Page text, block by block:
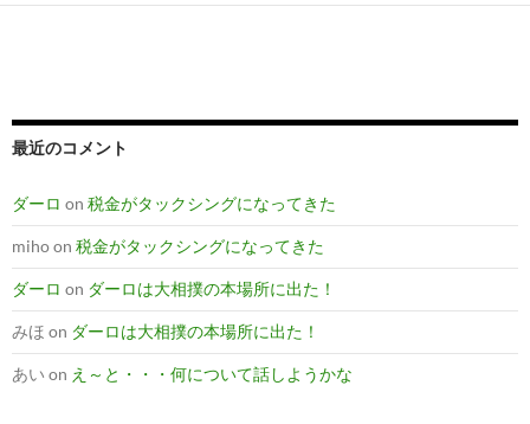
最近のコメント
ダーロ on 税金がタックシングになってきた
mihoon 税金がタックシングになってきた
ダーロ on ダーロは大相撲の本場所に出た！
みほ on ダーロは大相撲の本場所に出た！
あい on え～と・・・何について話しようかな